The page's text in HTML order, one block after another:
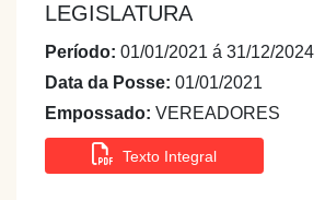
LEGISLATURA
Período: 01/01/2021 á 31/12/2024
Data da Posse: 01/01/2021
Empossado: VEREADORES
Texto Integral